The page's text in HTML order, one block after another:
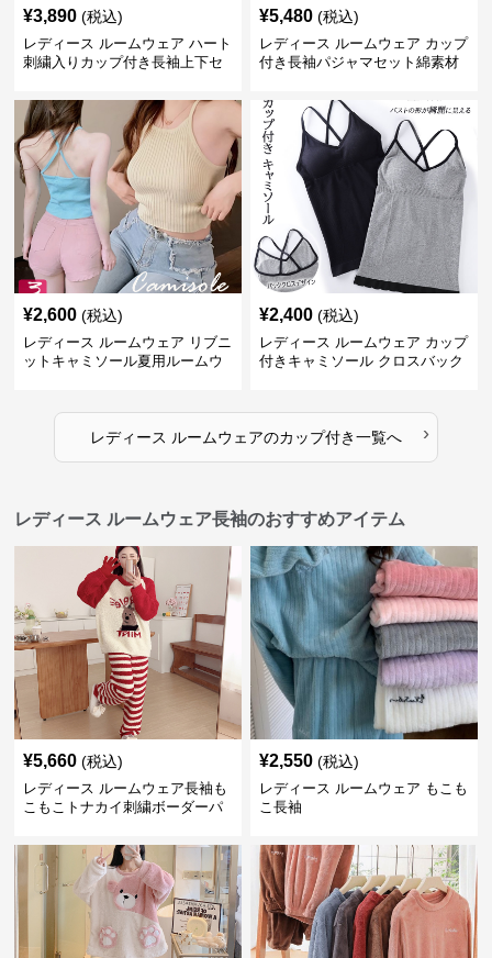
¥3,890 (税込)
レディース ルームウェア ハート
刺繍入りカップ付き長袖上下セ
¥5,480 (税込)
レディース ルームウェア カップ
付き長袖パジャマセット綿素材
¥2,600 (税込)
レディース ルームウェア リブニ
ットキャミソール夏用ルームウ
¥2,400 (税込)
レディース ルームウェア カップ
付きキャミソール クロスバック
レディース ルームウェアのカップ付き一覧へ ›
レディース ルームウェア長袖のおすすめアイテム
¥5,660 (税込)
レディース ルームウェア長袖も
こもこトナカイ刺繍ボーダーパ
¥2,550 (税込)
レディース ルームウェア もこも
こ長袖